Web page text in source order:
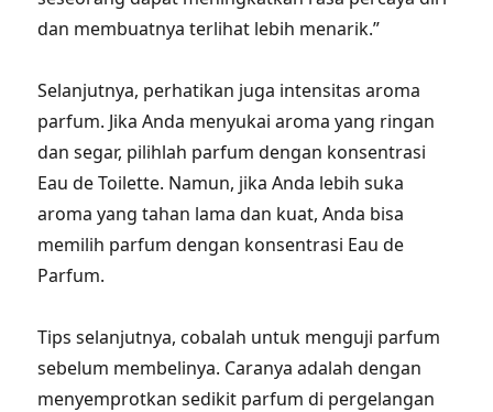
dan membuatnya terlihat lebih menarik.”
Selanjutnya, perhatikan juga intensitas aroma
parfum. Jika Anda menyukai aroma yang ringan
dan segar, pilihlah parfum dengan konsentrasi
Eau de Toilette. Namun, jika Anda lebih suka
aroma yang tahan lama dan kuat, Anda bisa
memilih parfum dengan konsentrasi Eau de
Parfum.
Tips selanjutnya, cobalah untuk menguji parfum
sebelum membelinya. Caranya adalah dengan
menyemprotkan sedikit parfum di pergelangan